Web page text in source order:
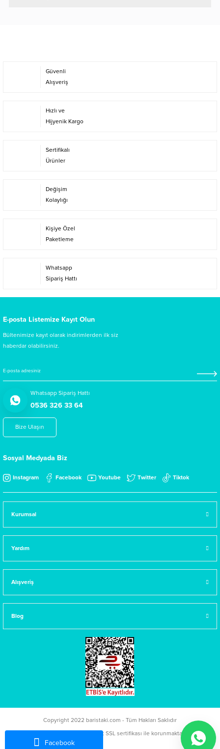
Facebook
Güvenli
Alışveriş
Hızlı ve
Hijyenik Kargo
Sertifikalı
Ürünler
Değişim
Kolaylığı
Kişiye Özel
Paketleme
Whatsapp
Sipariş Hattı
E-posta Listemize Kayıt Olun
Bültenimize kayıt olarak indirimlerden ilk siz
haberdar olabilirsiniz.
Whatsapp Sipariş Hattı
0536 326 33 64
Bize Ulaşın
Sosyal Medyada Biz
Instagram Facebook Youtube Twitter Tiktok
Kurumsal
Yardım
Alışveriş
Blog
Copyright 2022 baristaki.com - Tüm Hakları Saklıdır
Kredi kartı bilgileriniz 256bit SSL sertifikası ile korunmaktadır.